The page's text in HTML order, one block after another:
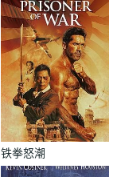
铁拳怒潮